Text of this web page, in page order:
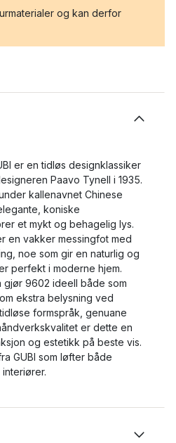
og kan derfor
er en tidløs designklassiker
Paavo Tynell i 1935.
kallenavnet Chinese
koniske
et mykt og behagelig lys.
en vakker messingfot med
noe som gir en naturlig og
perfekt i moderne hjem.
gjør 9602 ideell både som
ekstra belysning ved
formspråk, genuane
er dette en
og estetikk på beste vis.
GUBI som løfter både